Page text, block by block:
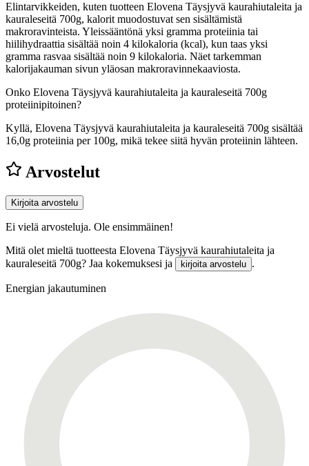
Elintarvikkeiden, kuten tuotteen Elovena Täysjyvä kaurahiutaleita ja
kauraleseitä 700g, kalorit muodostuvat sen sisältämistä
makroravinteista. Yleissääntönä yksi gramma proteiinia tai
hiilihydraattia sisältää noin 4 kilokaloria (kcal), kun taas yksi
gramma rasvaa sisältää noin 9 kilokaloria. Näet tarkemman
kalorijakauman sivun yläosan makroravinnekaaviosta.
Onko Elovena Täysjyvä kaurahiutaleita ja kauraleseitä 700g
proteiinipitoinen?
Kyllä, Elovena Täysjyvä kaurahiutaleita ja kauraleseitä 700g sisältää
16,0g proteiinia per 100g, mikä tekee siitä hyvän proteiinin lähteen.
Arvostelut
Kirjoita arvostelu
Ei vielä arvosteluja. Ole ensimmäinen!
Mitä olet mieltä tuotteesta Elovena Täysjyvä kaurahiutaleita ja
kauraleseitä 700g? Jaa kokemuksesi ja
kirjoita arvostelu .
Energian jakautuminen